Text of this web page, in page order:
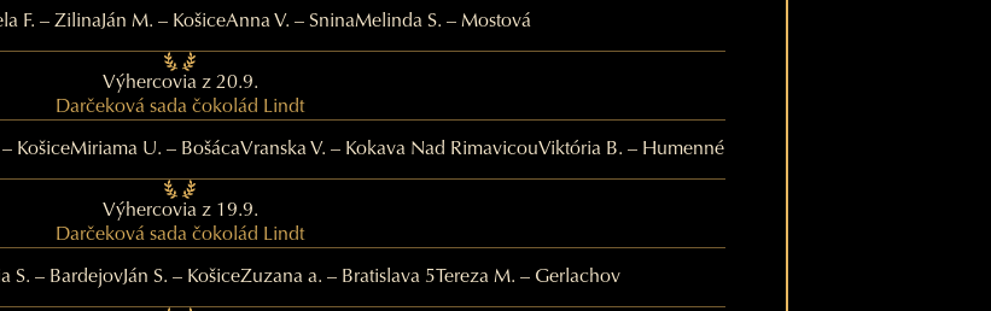
F. – ZilinaJán M. – KošiceAnna V. – SninaMelinda S. – Mostová
Výhercovia z 20.9.
Darčeková sada čokolád Lindt
KošiceMiriama U. – BošácaVranska V. – Kokava Nad RimavicouViktória B. – Humenné
Výhercovia z 19.9.
Darčeková sada čokolád Lindt
S. – BardejovJán S. – KošiceZuzana a. – Bratislava 5 Tereza M. – Gerlachov